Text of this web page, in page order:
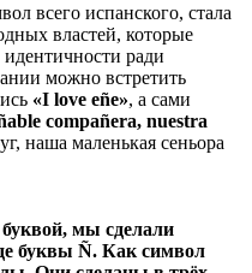
всего испанского, стала
властей, которые
идентичности ради
можно встретить
«I love eñe», а сами
compañera, nuestra
наша маленькая сеньора
мы сделали
буквы Ñ. Как символ